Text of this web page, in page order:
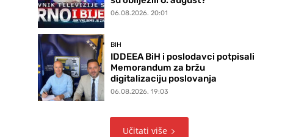
06.08.2026. 20:01
BIH
IDDEEA BiH i poslodavci potpisali
Memorandum za bržu
digitalizaciju poslovanja
06.08.2026. 19:03
Učitati više